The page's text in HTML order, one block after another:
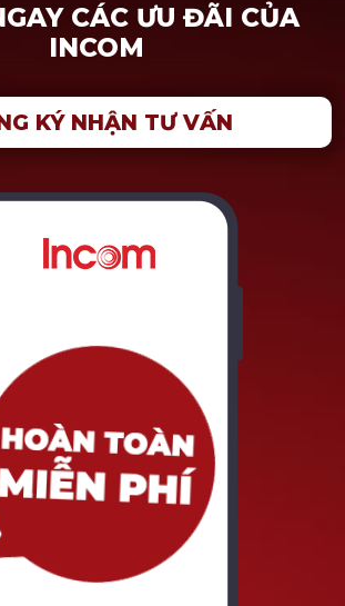
CÁC ƯU ĐÃI CỦA
INCOM
KÝ NHẬN TƯ VẤN